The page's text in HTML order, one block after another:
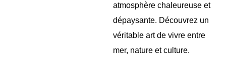
atmosphère chaleureuse et
dépaysante. Découvrez un
véritable art de vivre entre
mer, nature et culture.